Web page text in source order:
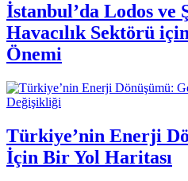
İstanbul’da Lodos ve
Havacılık Sektörü
Önemi
Değişikliği
Türkiye’nin Enerji
İçin Bir Yol Haritası